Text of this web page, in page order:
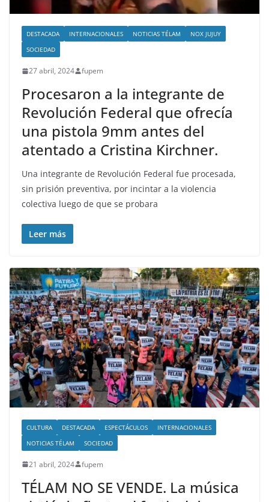
DESTACADA INTERNACIONALES NOTICIAS TÉLAM
NOX JUJUY
SOCIEDAD
27 abril, 2024 fupem
Procesaron a la integrante de
Revolución Federal que ofrecía
una pistola 9mm antes del
atentado a Cristina Kirchner.
Una integrante de Revolución Federal fue procesada,
sin prisión preventiva, por incintar a la violencia
colectiva luego de que se probara
Leer más
CULTURA DESTACADA ESPECTÁCULOS
INTERNACIONALES
NOTICIAS TÉLAM
SOCIEDAD
21 abril, 2024 fupem
TÉLAM NO SE VENDE. La música